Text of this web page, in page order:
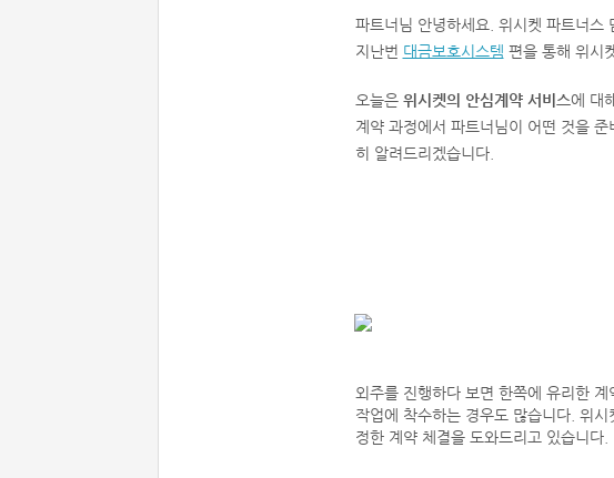
파트너님 안녕하세요. 위시켓 파트너스
지난번 대금보호시스템 편을 통해 위시
오늘은 위시켓의 안심계약 서비스에 대
계약 과정에서 파트너님이 어떤 것을
히 알려드리겠습니다.
외주를 진행하다 보면 한쪽에 유리한
작업에 착수하는 경우도 많습니다. 위
정한 계약 체결을 도와드리고 있습니다.